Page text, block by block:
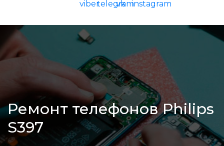
Ремонт телефонов Philips
S397